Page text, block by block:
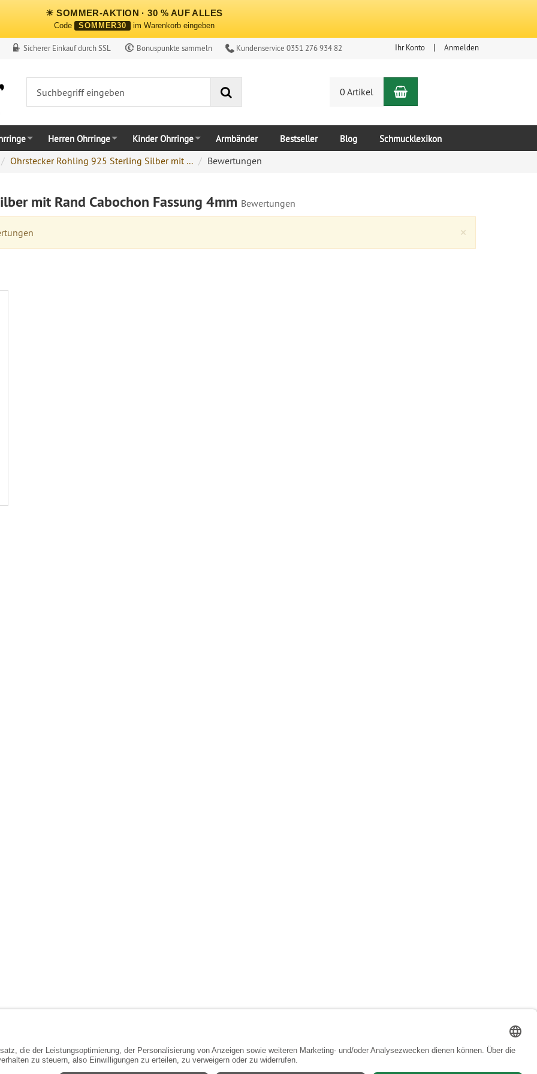
☀ SOMMER-AKTION · 30 % AUF ALLES
Code SOMMER30 im Warenkorb eingeben
Sicherer Einkauf durch SSL Bonuspunkte sammeln Kundenservice 0351 276 934 82 Ihr Konto Anmelden
0 Artikel Warenkorb
Herren Ohrringe Kinder Ohrringe Armbänder Bestseller Blog Schmucklexikon
Ohrstecker Rohling 925 Sterling Silber mit ... Bewertungen
mit Rand Cabochon Fassung 4mm Bewertungen
×